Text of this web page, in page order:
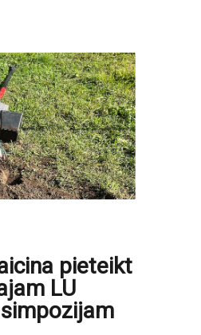
pieteikt
LU